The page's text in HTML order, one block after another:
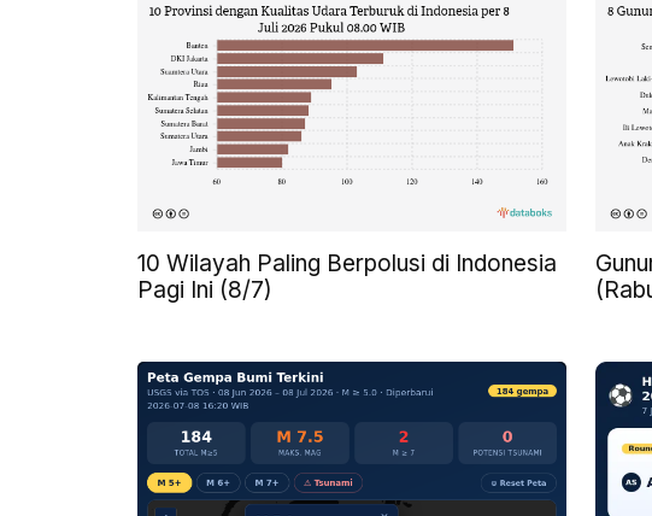
10 Wilayah Paling Berpolusi di Indonesia
Pagi Ini (8/7)